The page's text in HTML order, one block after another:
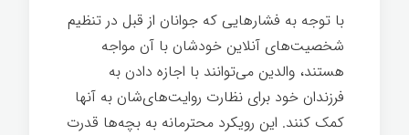
با توجه به فشارهایی که جوانان از قبل در تنظیم
شخصیت‌های آنلاین خودشان با آن مواجه
هستند، والدین می‌توانند با اجازه دادن به
فرزندان خود برای نظارت روایت‌های‌شان به آنها
کمک کنند. این رویکرد محترمانه به بچه‌ها قدرت